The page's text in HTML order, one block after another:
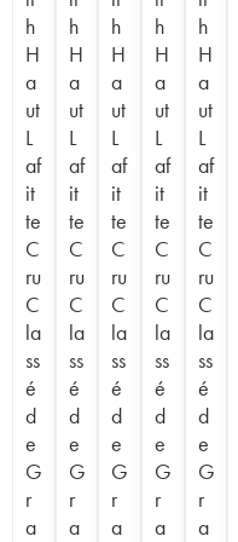
h
H
a
ut
L
af
it
te
C
ru
C
la
ss
é
d
e
G
r
a
h
H
a
ut
L
af
it
te
C
ru
C
la
ss
é
d
e
G
r
a
h
H
a
ut
L
af
it
te
C
ru
C
la
ss
é
d
e
G
r
a
h
H
a
ut
L
af
it
te
C
ru
C
la
ss
é
d
e
G
r
a
h
H
a
ut
L
af
it
te
C
ru
C
la
ss
é
d
e
G
r
a